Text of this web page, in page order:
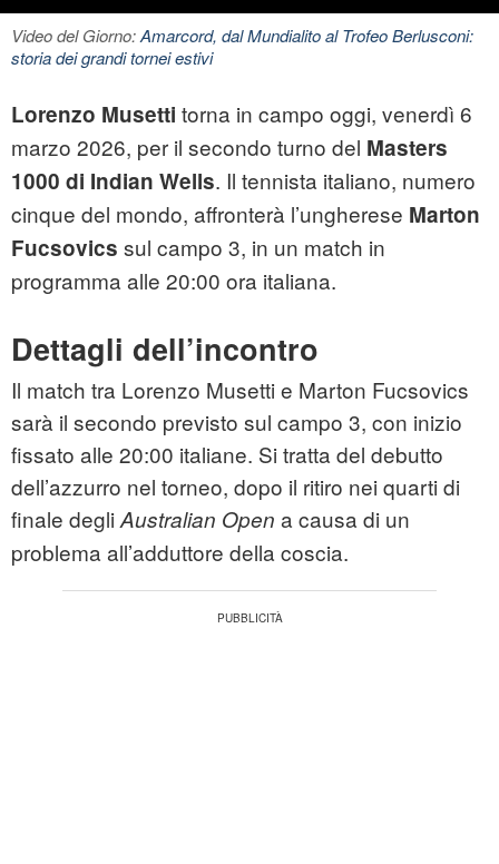
Video del Giorno:Amarcord, dal Mundialito al Trofeo Berlusconi:
storia dei grandi tornei estivi
Lorenzo Musetti torna in campo oggi, venerdì 6
marzo 2026, per il secondo turno del Masters
1000 di Indian Wells. Il tennista italiano, numero
cinque del mondo, affronterà l’ungherese Marton
Fucsovics sul campo 3, in un match in
programma alle 20:00 ora italiana.
Dettagli dell’incontro
Il match tra Lorenzo Musetti e Marton Fucsovics
sarà il secondo previsto sul campo 3, con inizio
fissato alle 20:00 italiane. Si tratta del debutto
dell’azzurro nel torneo, dopo il ritiro nei quarti di
finale degli Australian Open a causa di un
problema all’adduttore della coscia.